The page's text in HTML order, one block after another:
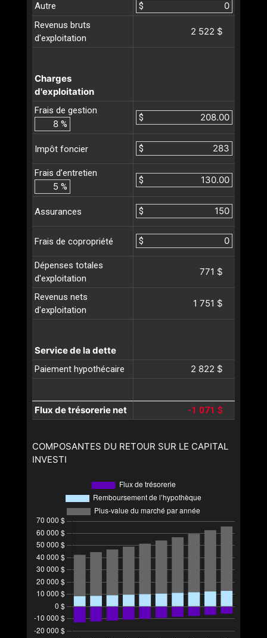
Autre
$
Revenus bruts
d'exploitation
2 522 $
Charges
d'exploitation
Frais de gestion
%
$
Impôt foncier $
Frais d’entretien
%
$
Assurances $
Frais de copropriété $
Dépenses totales
d'exploitation
771 $
Revenus nets
d'exploitation
1 751 $
Service de la dette
Paiement hypothécaire 2 822 $
Flux de trésorerie net -1 071 $
COMPOSANTES DU RETOUR SUR LE CAPITAL
INVESTI